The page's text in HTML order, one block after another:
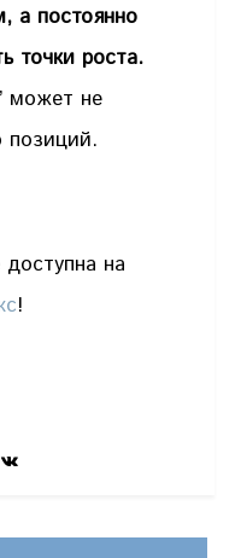
а постоянно
точки роста.
может не
позиций.
на
!